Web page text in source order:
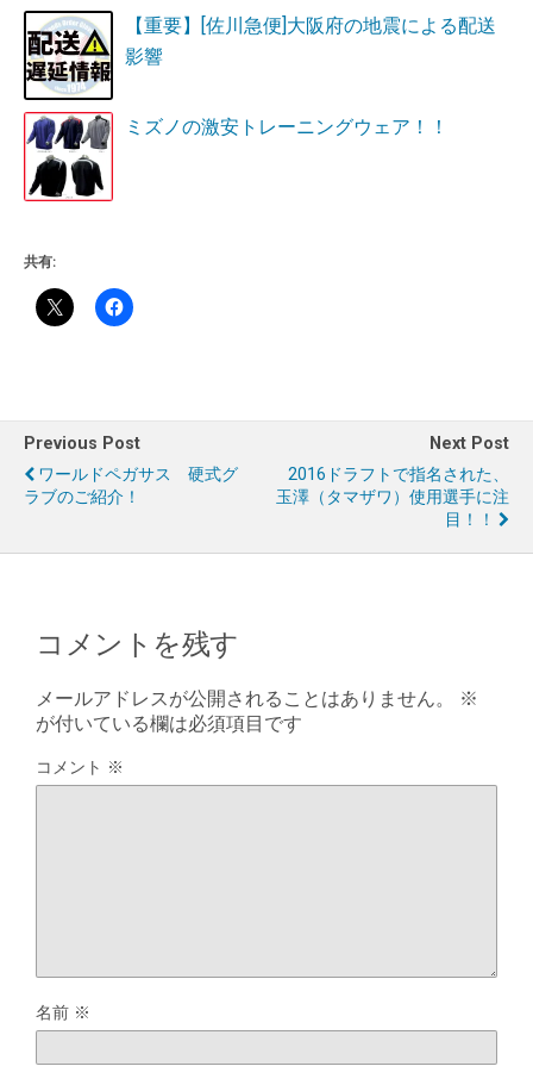
【重要】[佐川急便]大阪府の地震による配送
影響
ミズノの激安トレーニングウェア！！
共有:
Previous Post
ワールドペガサス 硬式グ
ラブのご紹介！
Next Post
2016ドラフトで指名された、
玉澤（タマザワ）使用選手に注
目！！
コメントを残す
メールアドレスが公開されることはありません。
※
が付いている欄は必須項目です
コメント ※
名前 ※